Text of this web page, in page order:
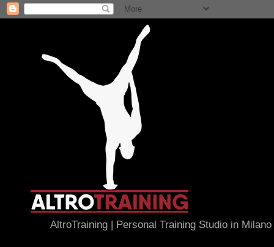
AltroTraining | Personal Training Studio in Milano